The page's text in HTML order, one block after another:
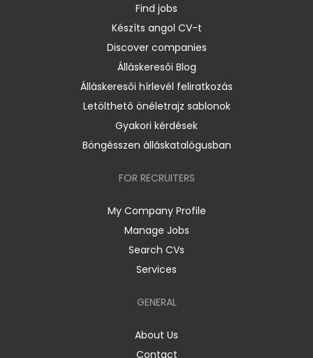
Find jobs
Készíts angol CV-t
Discover companies
Álláskeresői Blog
Álláskeresői hírlevél feliratkozás
Letölthető önéletrajz sablonok
Gyakori kérdések
Böngésszen álláskatalógusban
FOR RECRUITERS
My Company Profile
Manage Jobs
Search CVs
Services
GENERAL
About Us
Contact